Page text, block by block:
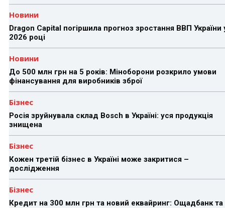
Новини
Dragon Capital погіршила прогноз зростання ВВП України
2026 році
Новини
До 500 млн грн на 5 років: Міноборони розкрило умови
фінансування для виробників зброї
Бізнес
Росія зруйнувала склад Bosch в Україні: уся продукція
знищена
Бізнес
Кожен третій бізнес в Україні може закритися –
дослідження
Бізнес
Кредит на 300 млн грн та новий еквайринг: Ощадбанк та